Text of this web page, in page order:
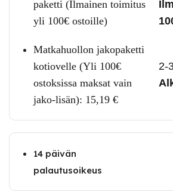
paketti (Ilmainen toimitus
yli 100€ ostoille)
Matkahuollon jakopaketti
kotiovelle (Yli 100€
ostoksissa maksat vain
jako-lisän): 15,19 €
2-
14 päivän
palautusoikeus